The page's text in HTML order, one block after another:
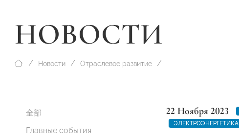
НОВОСТИ
Новости Отраслевое развитие
全部
Главные события
22 Ноября 2023
ЭЛЕКТРОЭНЕРГЕТИКА